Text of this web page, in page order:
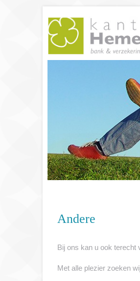
Andere
Bij ons kan u ook terecht
Met alle plezier zoeken